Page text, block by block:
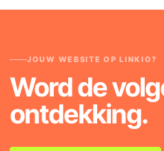
JOUW WEBSITE OP LINKIO?
Word de
ontdekking.